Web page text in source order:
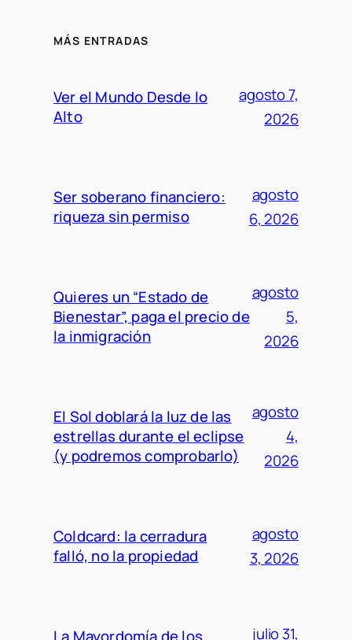
MÁS ENTRADAS
Ver el Mundo Desde lo
Alto
agosto 7,
2026
Ser soberano financiero:
riqueza sin permiso
agosto
6, 2026
Quieres un “Estado de
Bienestar”, paga el precio de
la inmigración
agosto
5,
2026
El Sol doblará la luz de las
estrellas durante el eclipse
(y podremos comprobarlo)
agosto
4,
2026
Coldcard: la cerradura
falló, no la propiedad
agosto
3, 2026
julio 31,